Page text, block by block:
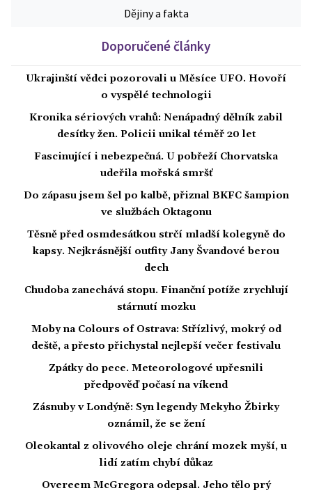
Dějiny a fakta
Doporučené články
Ukrajinští vědci pozorovali u Měsíce UFO. Hovoří
o vyspělé technologii
Kronika sériových vrahů: Nenápadný dělník zabil
desítky žen. Policii unikal téměř 20 let
Fascinující i nebezpečná. U pobřeží Chorvatska
udeřila mořská smršť
Do zápasu jsem šel po kalbě, přiznal BKFC šampion
ve službách Oktagonu
Těsně před osmdesátkou strčí mladší kolegyně do
kapsy. Nejkrásnější outfity Jany Švandové berou
dech
Chudoba zanechává stopu. Finanční potíže zrychlují
stárnutí mozku
Moby na Colours of Ostrava: Střízlivý, mokrý od
deště, a přesto přichystal nejlepší večer festivalu
Zpátky do pece. Meteorologové upřesnili
předpověď počasí na víkend
Zásnuby v Londýně: Syn legendy Mekyho Žbirky
oznámil, že se žení
Oleokantal z olivového oleje chrání mozek myší, u
lidí zatím chybí důkaz
Overeem McGregora odepsal. Jeho tělo prý